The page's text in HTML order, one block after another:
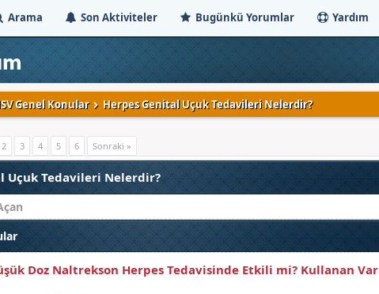
Arama Son Aktiviteler Bugünkü Yorumlar Yardım
Genel Konular Herpes Genital Uçuk Tedavileri Nelerdir?
2 3 4 5 6 Sonraki »
Uçuk Tedavileri Nelerdir?
Doz Naltrekson Herpes Tedavisinde Etkili mi? Kullanan Var
3/5 - 1 oy